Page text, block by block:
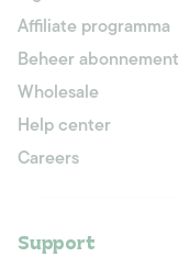
Affiliate programma
Beheer abonnement
Wholesale
Help center
Careers
Support